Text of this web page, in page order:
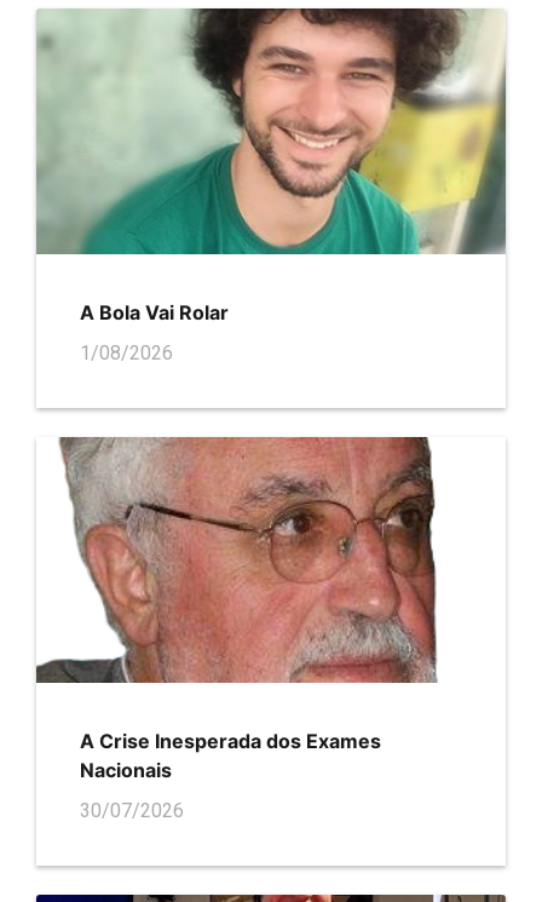
A Bola Vai Rolar
1/08/2026
A Crise Inesperada dos Exames
Nacionais
30/07/2026